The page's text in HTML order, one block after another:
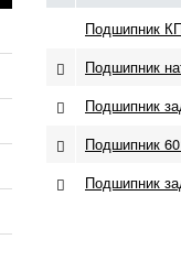
Подшипник
Подшипник
Подшипник
Подшипник
Подшипник